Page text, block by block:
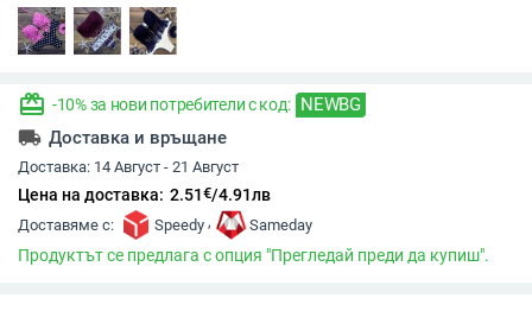
redeem -10% за нови потребители с код: NEWBG
local_shipping Доставка и връщане
Доставка: 14 Август - 21 Август
Цена на доставка: 2.51€/4.91лв
Доставяме с: Speedy , Sameday
Продуктът се предлага с опция "Прегледай преди да купиш".